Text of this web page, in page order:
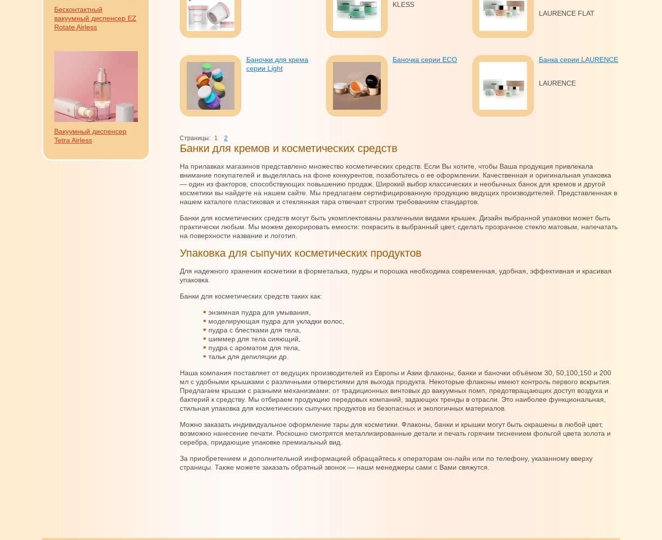
Бесконтактный
вакуумный диспенсер EZ
Rotate Airless
Вакуумный диспенсер
Tetra Airless
KLESS
LAURENCE FLAT
Баночки для крема
серии Light
Баночка серии EСО Банка серии LAURENCE
LAURENCE
Страницы: 1 2
Банки для кремов и косметических средств
На прилавках магазинов представлено множество косметических средств. Если Вы хотите, чтобы Ваша продукция привлекала
внимание покупателей и выделялась на фоне конкурентов, позаботьтесь о ее оформлении. Качественная и оригинальная упаковка
— один из факторов, способствующих повышению продаж. Широкий выбор классических и необычных банок для кремов и другой
косметики вы найдете на нашем сайте. Мы предлагаем сертифицированную продукцию ведущих производителей. Представленная в
нашем каталоге пластиковая и стеклянная тара отвечает строгим требованиям стандартов.
Банки для косметических средств могут быть укомплектованы различными видами крышек. Дизайн выбранной упаковки может быть
практически любым. Мы можем декорировать емкости: покрасить в выбранный цвет, сделать прозрачное стекло матовым, напечатать
на поверхности название и логотип.
Упаковка для сыпучих косметических продуктов
Для надежного хранения косметики в форметалька, пудры и порошка необходима современная, удобная, эффективная и красивая
упаковка.
Банки для косметических средств таких как:
энзимная пудра для умывания,
моделирующая пудра для укладки волос,
пудра с блестками для тела,
шиммер для тела сияющий,
пудра с ароматом для тела,
тальк для депиляции др.
Наша компания поставляет от ведущих производителей из Европы и Азии флаконы, банки и баночки объёмом 30, 50,100,150 и 200
мл с удобными крышками с различными отверстиями для выхода продукта. Некоторые флаконы имеют контроль первого вскрытия.
Предлагаем крышки с разными механизмами: от традиционных винтовых до вакуумных помп, предотвращающих доступ воздуха и
бактерий к средству. Мы отбираем продукцию передовых компаний, задающих тренды в отрасли. Это наиболее функциональная,
стильная упаковка для косметических сыпучих продуктов из безопасных и экологичных материалов.
Можно заказать индивидуальное оформление тары для косметики. Флаконы, банки и крышки могут быть окрашены в любой цвет,
возможно нанесение печати. Роскошно смотрятся металлизированные детали и печать горячим тиснением фольгой цвета золота и
серебра, придающие упаковке премиальный вид.
За приобретением и дополнительной информацией обращайтесь к операторам он-лайн или по телефону, указанному вверху
страницы. Также можете заказать обратный звонок — наши менеджеры сами с Вами свяжутся.